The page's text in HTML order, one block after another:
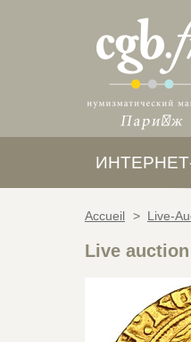
Accueil > Live-
Live